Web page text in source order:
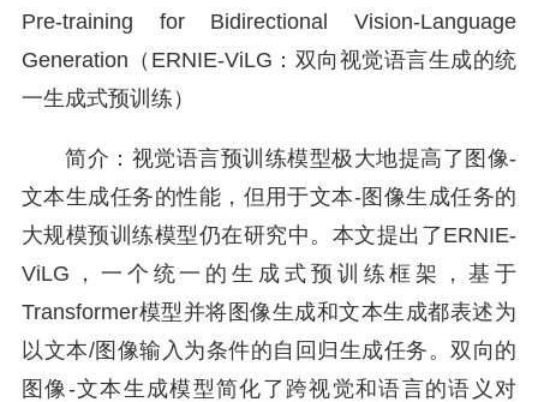
Pre-training for Bidirectional Vision-Language
Generation（ERNIE-ViLG：双向视觉语言生成的统
一生成式预训练）
简介：视觉语言预训练模型极大地提高了图像-
文本生成任务的性能，但用于文本-图像生成任务的
大规模预训练模型仍在研究中。本文提出了ERNIE-
ViLG，一个统一的生成式预训练框架，基于
Transformer模型并将图像生成和文本生成都表述为
以文本/图像输入为条件的自回归生成任务。双向的
图像-文本生成模型简化了跨视觉和语言的语义对